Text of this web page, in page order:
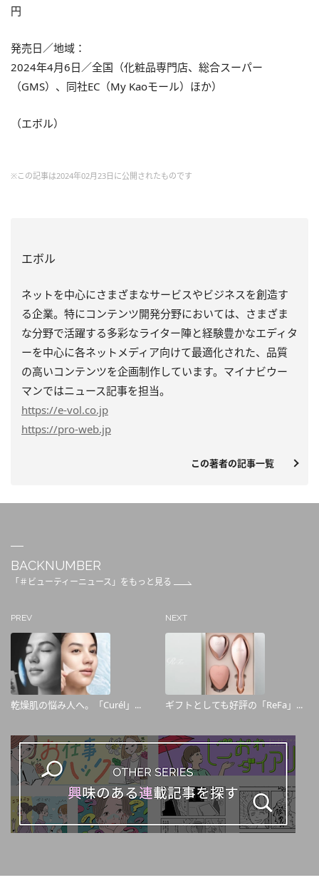
円
発売日／地域：
2024年4月6日／全国（化粧品専門店、総合スーパー
（GMS）、同社EC（My Kaoモール）ほか）
（エボル）
※この記事は2024年02月23日に公開されたものです
エボル
ネットを中心にさまざまなサービスやビジネスを創造す
る企業。特にコンテンツ開発分野においては、さまざま
な分野で活躍する多彩なライター陣と経験豊かなエディタ
ーを中心に各ネットメディア向けて最適化された、品質
の高いコンテンツを企画制作しています。マイナビウー
マンではニュース記事を担当。
https://e-vol.co.jp
https://pro-web.jp
この著者の記事一覧
BACKNUMBER
「＃ビューティーニュース」をもっと見る
PREV
乾燥肌の悩み人へ。「Curél」...
NEXT
ギフトとしても好評の「ReFa」...